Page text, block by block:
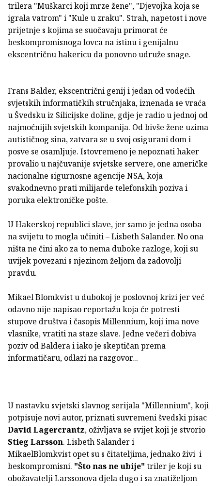
trilera "Muškarci koji mrze žene", "Djevojka koja se
igrala vatrom" i "Kule u zraku". Strah, napetost i nove
prijetnje s kojima se suočavaju primorat će
beskompromisnoga lovca na istinu i genijalnu
ekscentričnu hakericu da ponovno udruže snage.
Frans Balder, ekscentrični genij i jedan od vodećih
svjetskih informatičkih stručnjaka, iznenada se vraća
u Švedsku iz Silicijske doline, gdje je radio u jednoj od
najmoćnijih svjetskih kompanija. Od bivše žene uzima
autističnog sina, zatvara se u svoj osigurani dom i
posve se osamljuje. Istovremeno je nepoznati haker
provalio u najčuvanije svjetske servere, one američke
nacionalne sigurnosne agencije NSA, koja
svakodnevno prati milijarde telefonskih poziva i
poruka elektroničke pošte.
U Hakerskoj republici slave, jer samo je jedna osoba
na svijetu to mogla učiniti – Lisbeth Salander. No ona
ništa ne čini ako za to nema duboke razloge, koji su
uvijek povezani s njezinom željom da zadovolji
pravdu.
Mikael Blomkvist u dubokoj je poslovnoj krizi jer već
odavno nije napisao reportažu koja će potresti
stupove društva i časopis Millennium, koji ima nove
vlasnike, vratiti na staze slave. Jedne večeri dobiva
poziv od Baldera i iako je skeptičan prema
informatičaru, odlazi na razgovor...
U nastavku svjetski slavnog serijala "Millennium", koji
potpisuje novi autor, priznati suvremeni švedski pisac
David Lagercrantz, oživljava se svijet koji je stvorio
Stieg Larsson. Lisbeth Salander i
MikaelBlomkvist opet su s čitateljima, jednako živi i
beskompromisni. "Što nas ne ubije" triler je koji su
obožavatelji Larssonova djela dugo i sa znatiželjom